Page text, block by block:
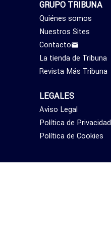
GRUPO TRIBUNA
Quiénes somos
Nuestros Sites
Contacto
La tienda de Tribuna
Revista Más Tribuna
LEGALES
Aviso Legal
Política de Privacidad
Política de Cookies